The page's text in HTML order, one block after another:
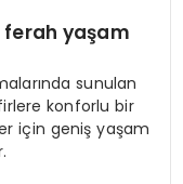
ferah yaşam
sunulan
konforlu bir
için geniş yaşam